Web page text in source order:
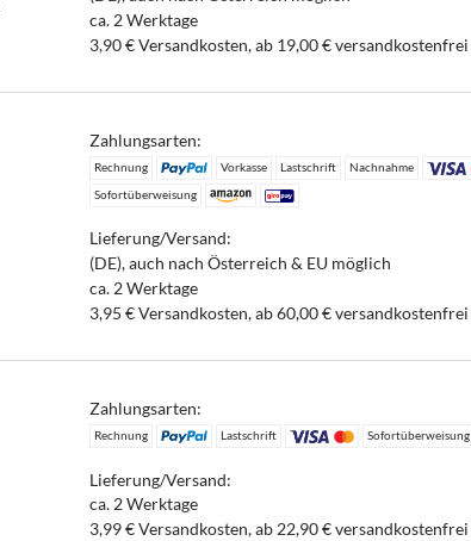
ca. 2 Werktage
3,90 € Versandkosten, ab 19,00 € versandkostenfrei
Zahlungsarten:
Rechnung Vorkasse Lastschrift
Nachnahme
Sofortüberweisung
Lieferung/Versand:
(DE), auch nach Österreich & EU möglich
ca. 2 Werktage
3,95 € Versandkosten, ab 60,00 € versandkostenfrei
Zahlungsarten:
Rechnung Lastschrift Sofortüberweisung
Lieferung/Versand:
ca. 2 Werktage
3,99 € Versandkosten, ab 22,90 € versandkostenfrei